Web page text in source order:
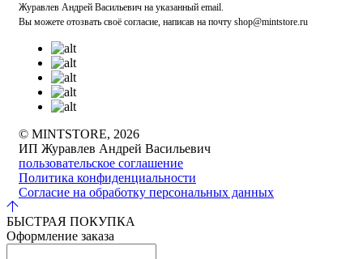
Журавлев Андрей Васильевич на указанный email.
Вы можете отозвать своё согласие, написав на почту shop@mintstore.ru
© MINTSTORE, 2026
ИП Журавлев Андрей Васильевич
пользовательское соглашение
Политика конфиденциальности
Согласие на обработку персональных данных
БЫСТРАЯ ПОКУПКА
Оформление заказа